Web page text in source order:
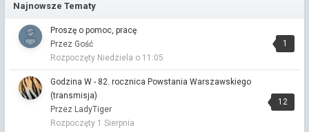
Porozmawiajmy o zdrowiu : )
zgaduję ze kwiaty w doniczkach
Centralny Port Komunikacyjny
Proszę Pani premier chwalił się że będzie lepszy niż za Pisu,
szybciej, taniej i bardziej profesjonalnie, więc jak w powijakach,
chyba mój temat
Najnowsze Tematy
1
Proszę o pomoc, pracę
Przez Gość
Rozpoczęty Niedziela o 11:05
12
Godzina W - 82. rocznica Powstania Warszawskiego
(transmisja)
Przez LadyTiger
Rozpoczęty 1 Sierpnia